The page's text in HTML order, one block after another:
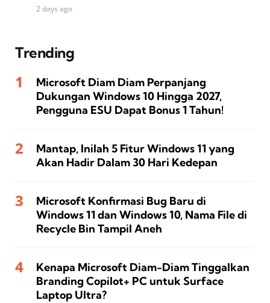
2 days ago
Trending
Microsoft Diam Diam Perpanjang
Dukungan Windows 10 Hingga 2027,
Pengguna ESU Dapat Bonus 1 Tahun!
Mantap, Inilah 5 Fitur Windows 11 yang
Akan Hadir Dalam 30 Hari Kedepan
Microsoft Konfirmasi Bug Baru di
Windows 11 dan Windows 10, Nama File di
Recycle Bin Tampil Aneh
Kenapa Microsoft Diam-Diam Tinggalkan
Branding Copilot+ PC untuk Surface
Laptop Ultra?